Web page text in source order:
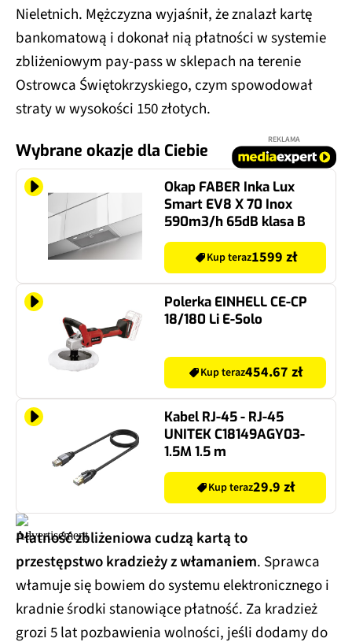
Nieletnich. Mężczyzna wyjaśnił, że znalazł kartę
bankomatową i dokonał nią płatności w systemie
zbliżeniowym pay-pass w sklepach na terenie
Ostrowca Świętokrzyskiego, czym spowodował
straty w wysokości 150 złotych.
Wybrane okazje dla Ciebie
REKLAMA
Okap FABER Inka Lux
Smart EV8 X 70 Inox
590m3/h 65dB klasa B
Kup teraz1599 zł
Polerka EINHELL CE-CP
18/180 Li E-Solo
Kup teraz454.67 zł
Kabel RJ-45 - RJ-45
UNITEK C18149AGY03-
1.5M 1.5 m
Kup teraz29.9 zł
Płatność zbliżeniowa cudzą kartą to
przestępstwo kradzieży z włamaniem. Sprawca
włamuje się bowiem do systemu elektronicznego i
kradnie środki stanowiące płatność. Za kradzież
grozi 5 lat pozbawienia wolności, jeśli dodamy do